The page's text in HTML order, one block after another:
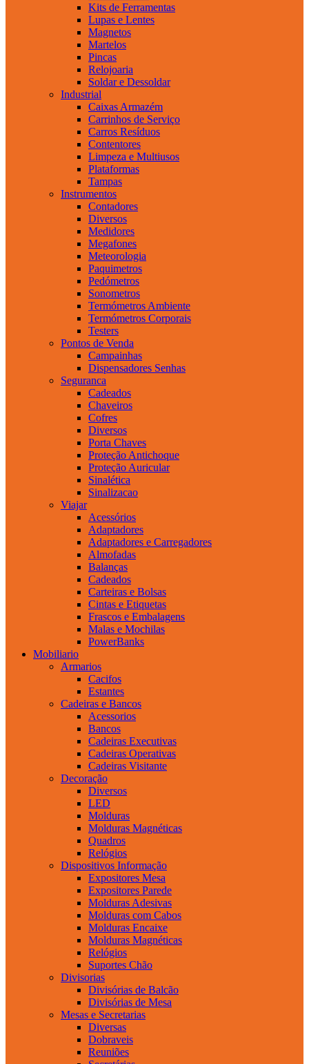
Kits de Ferramentas
Lupas e Lentes
Magnetos
Martelos
Pincas
Relojoaria
Soldar e Dessoldar
Industrial
Caixas Armazém
Carrinhos de Serviço
Carros Resíduos
Contentores
Limpeza e Multiusos
Plataformas
Tampas
Instrumentos
Contadores
Diversos
Medidores
Megafones
Meteorologia
Paquimetros
Pedómetros
Sonometros
Termómetros Ambiente
Termómetros Corporais
Testers
Pontos de Venda
Campainhas
Dispensadores Senhas
Seguranca
Cadeados
Chaveiros
Cofres
Diversos
Porta Chaves
Proteção Antichoque
Proteção Auricular
Sinalética
Sinalizacao
Viajar
Acessórios
Adaptadores
Adaptadores e Carregadores
Almofadas
Balanças
Cadeados
Carteiras e Bolsas
Cintas e Etiquetas
Frascos e Embalagens
Malas e Mochilas
PowerBanks
Mobiliario
Armarios
Cacifos
Estantes
Cadeiras e Bancos
Acessorios
Bancos
Cadeiras Executivas
Cadeiras Operativas
Cadeiras Visitante
Decoração
Diversos
LED
Molduras
Molduras Magnéticas
Quadros
Relógios
Dispositivos Informação
Expositores Mesa
Expositores Parede
Molduras Adesivas
Molduras com Cabos
Molduras Encaixe
Molduras Magnéticas
Relógios
Suportes Chão
Divisorias
Divisórias de Balcão
Divisórias de Mesa
Mesas e Secretarias
Diversas
Dobraveis
Reuniões